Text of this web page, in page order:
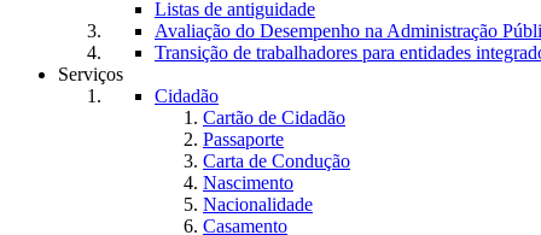
Listas de antiguidade
Avaliação do Desempenho na Administração
Transição de trabalhadores para entidades
Serviços
Cidadão
Cartão de Cidadão
Passaporte
Carta de Condução
Nascimento
Nacionalidade
Casamento